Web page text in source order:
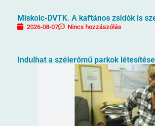
Miskolc-DVTK. A kaftános zsidók is
2026-08-07 Nincs hozzászólás
Indulhat a szélerőmű parkok létesítése